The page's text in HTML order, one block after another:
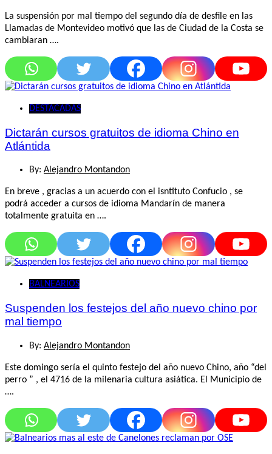
La suspensión por mal tiempo del segundo día de desfile en las
Llamadas de Montevideo motivó que las de Ciudad de la Costa se
cambiaran ….
DESTACADAS
Dictarán cursos gratuitos de idioma Chino en
Atlántida
By: Alejandro Montandon
En breve , gracias a un acuerdo con el isntituto Confucio , se
podrá acceder a cursos de idioma Mandarín de manera
totalmente gratuita en ….
BALNEARIOS
Suspenden los festejos del año nuevo chino por
mal tiempo
By: Alejandro Montandon
Este domingo sería el quinto festejo del año nuevo Chino, año “del
perro ” , el 4716 de la milenaria cultura asiática. El Municipio de
….